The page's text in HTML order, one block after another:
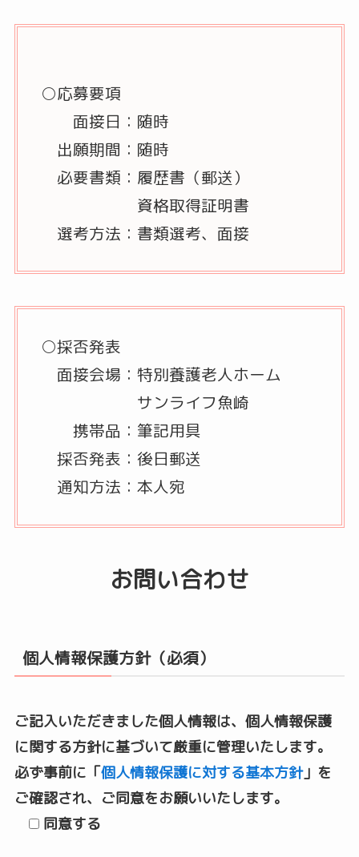
○応募要項
面接日：随時
出願期間：随時
必要書類：履歴書（郵送）
資格取得証明書
選考方法：書類選考、面接
○採否発表
面接会場：特別養護老人ホーム
サンライフ魚崎
携帯品：筆記用具
採否発表：後日郵送
通知方法：本人宛
お問い合わせ
個人情報保護方針（必須）
ご記入いただきました個人情報は、個人情報保護
に関する方針に基づいて厳重に管理いたします。
必ず事前に「個人情報保護に対する基本方針」を
ご確認され、ご同意をお願いいたします。
同意する